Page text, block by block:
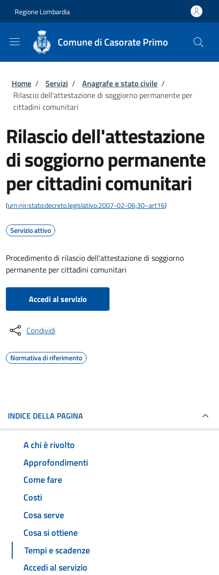
Regione Lombardia
Comune di Casorate Primo
Briciole di pane
Home / Servizi / Anagrafe e stato civile /
Rilascio dell'attestazione di soggiorno permanente per
cittadini comunitari
Rilascio dell'attestazione
di soggiorno permanente
per cittadini comunitari
(urn:nir:stato:decreto.legislativo:2007-02-06;30~art16)
Servizio attivo
Procedimento di rilascio dell'attestazione di soggiorno
permanente per cittadini comunitari
Accedi al servizio
Condividi
Normativa di riferimento
INDICE DELLA PAGINA
A chi è rivolto
Approfondimenti
Come fare
Costi
Cosa serve
Cosa si ottiene
Tempi e scadenze
Accedi al servizio